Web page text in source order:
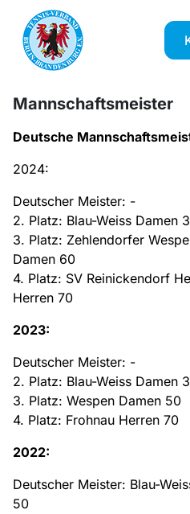
Mannschaftsmeister
Deutsche
2024:
Deutscher Meister: -
2. Platz: Blau-Weiss Damen
3. Platz: Zehlendorfer
Damen 60
4. Platz: SV Reinickendorf
Herren 70
2023:
Deutscher Meister: -
2. Platz: Blau-Weiss Damen
3. Platz: Wespen Damen 50
4. Platz: Frohnau Herren 70
2022:
Deutscher Meister: Blau-
50